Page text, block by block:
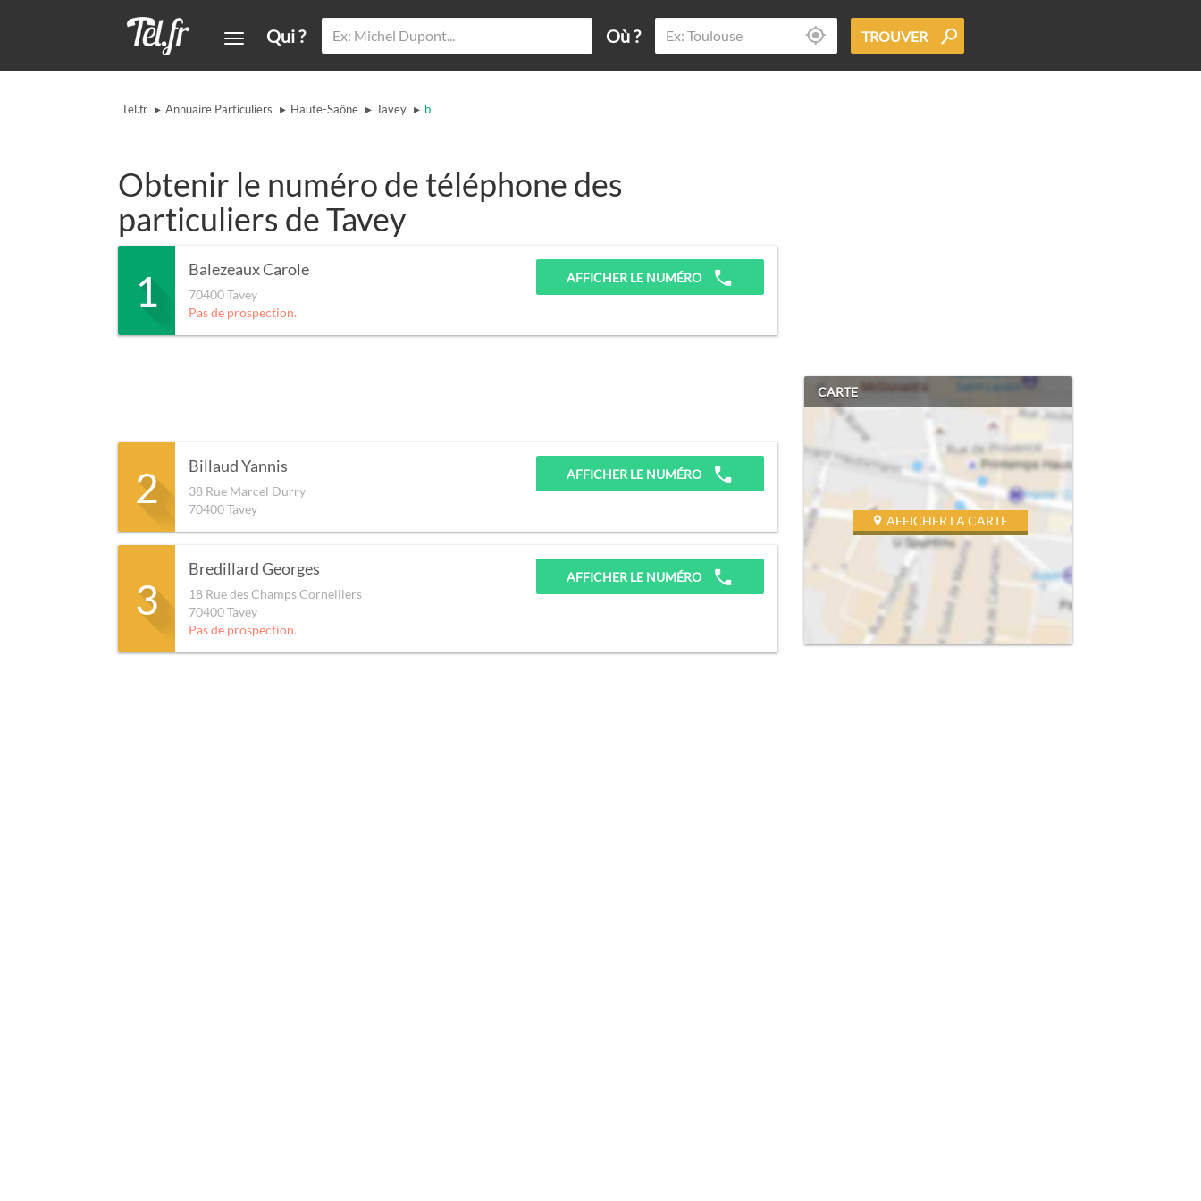
Qui ? Où ? TROUVER
Tel.fr ▸ Annuaire Particuliers ▸ Haute-Saône ▸ Tavey ▸ b
Obtenir le numéro de téléphone des
particuliers de Tavey
1 Balezeaux Carole
70400Tavey
Pas de prospection.
AFFICHER LE NUMÉRO
2 Billaud Yannis
38 Rue Marcel Durry
70400Tavey
AFFICHER LE NUMÉRO
3
Bredillard Georges
18 Rue des Champs Corneillers
70400Tavey
Pas de prospection.
AFFICHER LE NUMÉRO
CARTE
AFFICHER LA CARTE